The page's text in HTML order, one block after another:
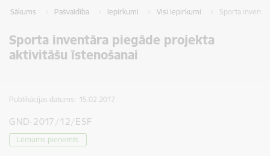
Sākums Pašvaldība Iepirkumi Visi iepirkumi Sporta
Sporta inventāra piegāde projekta
aktivitāšu īstenošanai
Publikācijas datums: 15.02.2017.
GND-2017/12/ESF
Lēmums pieņemts